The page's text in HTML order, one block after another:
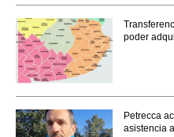
poder
Petrecca
asistencia